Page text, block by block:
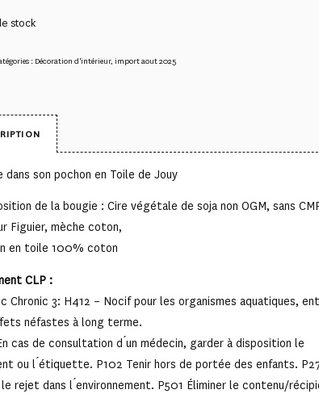
stock
: Décoration d'intérieur, import aout 2025
dans son pochon en Toile de Jouy
de la bougie : Cire végétale de soja non OGM, sans
Figuier, mèche coton,
en toile 100% coton
CLP :
Chronic 3: H412 – Nocif pour les organismes aquatiques,
néfastes à long terme.
cas de consultation d ́un médecin, garder à disposition le
ou l ́étiquette. P102 Tenir hors de portée des enfants.
rejet dans l ́environnement. P501 Éliminer le contenu/